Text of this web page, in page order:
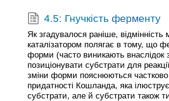
4.5: Гнучкість ферменту
Як згадувалося раніше,
каталізатором полягає в тому, що
форми (часто виникають внаслідок
позиціонувати субстрати для
зміни форми пояснюються частково
придатності Кошланда, яка
субстрати, але й субстрати також